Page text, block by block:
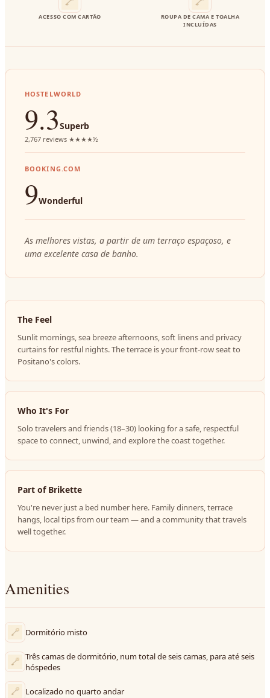
ACESSO COM CARTÃO
ROUPA DE CAMA E TOALHA
INCLUÍDAS
HOSTELWORLD
9.3Superb
2,767 reviews ★★★★½
BOOKING.COM
9Wonderful
As melhores vistas, a partir de um terraço espaçoso, e
uma excelente casa de banho.
The Feel
Sunlit mornings, sea breeze afternoons, soft linens and privacy
curtains for restful nights. The terrace is your front-row seat to
Positano's colors.
Who It's For
Solo travelers and friends (18–30) looking for a safe, respectful
space to connect, unwind, and explore the coast together.
Part of Brikette
You're never just a bed number here. Family dinners, terrace
hangs, local tips from our team — and a community that travels
well together.
Amenities
Dormitório misto
Três camas de dormitório, num total de seis camas, para até seis
hóspedes
Localizado no quarto andar